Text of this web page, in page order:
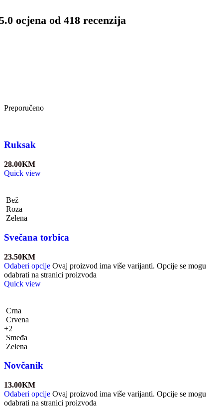
ocjena od 418 recenzija
Preporučeno
Ruksak
28.00KM
Quick view
Bež
Roza
Zelena
Svečana torbica
23.50KM
Odaberi opcije Ovaj proizvod ima više varijanti. Opcije se mogu
odabrati na stranici proizvoda
Quick view
Crna
Crvena
+2
Smeđa
Zelena
Novčanik
13.00KM
Odaberi opcije Ovaj proizvod ima više varijanti. Opcije se mogu
odabrati na stranici proizvoda